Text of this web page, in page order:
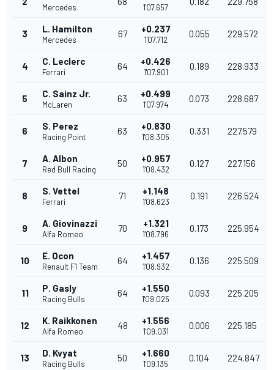
Mercedes 1'07.657
3 L. Hamilton
Mercedes
67 +0.237
1'07.712
0.055 229.572
4 C. Leclerc
Ferrari
64 +0.426
1'07.901
0.189 228.933
5 C. Sainz Jr.
McLaren
63 +0.499
1'07.974
0.073 228.687
6 S. Perez
Racing Point
63 +0.830
1'08.305
0.331 227.579
7 A. Albon
Red Bull Racing
50 +0.957
1'08.432
0.127 227.156
8 S. Vettel
Ferrari
71 +1.148
1'08.623
0.191 226.524
9 A. Giovinazzi
Alfa Romeo
70 +1.321
1'08.796
0.173 225.954
10 E. Ocon
Renault F1 Team
64 +1.457
1'08.932
0.136 225.509
11 P. Gasly
Racing Bulls
64 +1.550
1'09.025
0.093 225.205
12 K. Raikkonen
Alfa Romeo
48 +1.556
1'09.031
0.006 225.185
13 D. Kvyat
Racing Bulls
50 +1.660
1'09.135
0.104 224.847